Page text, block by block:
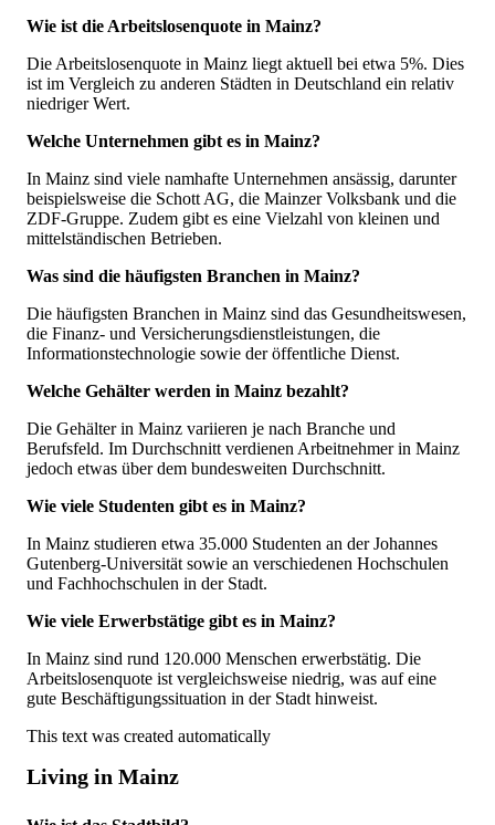
Wie ist die Arbeitslosenquote in Mainz?
Die Arbeitslosenquote in Mainz liegt aktuell bei etwa 5%. Dies
ist im Vergleich zu anderen Städten in Deutschland ein relativ
niedriger Wert.
Welche Unternehmen gibt es in Mainz?
In Mainz sind viele namhafte Unternehmen ansässig, darunter
beispielsweise die Schott AG, die Mainzer Volksbank und die
ZDF-Gruppe. Zudem gibt es eine Vielzahl von kleinen und
mittelständischen Betrieben.
Was sind die häufigsten Branchen in Mainz?
Die häufigsten Branchen in Mainz sind das Gesundheitswesen,
die Finanz- und Versicherungsdienstleistungen, die
Informationstechnologie sowie der öffentliche Dienst.
Welche Gehälter werden in Mainz bezahlt?
Die Gehälter in Mainz variieren je nach Branche und
Berufsfeld. Im Durchschnitt verdienen Arbeitnehmer in Mainz
jedoch etwas über dem bundesweiten Durchschnitt.
Wie viele Studenten gibt es in Mainz?
In Mainz studieren etwa 35.000 Studenten an der Johannes
Gutenberg-Universität sowie an verschiedenen Hochschulen
und Fachhochschulen in der Stadt.
Wie viele Erwerbstätige gibt es in Mainz?
In Mainz sind rund 120.000 Menschen erwerbstätig. Die
Arbeitslosenquote ist vergleichsweise niedrig, was auf eine
gute Beschäftigungssituation in der Stadt hinweist.
This text was created automatically
Living in Mainz